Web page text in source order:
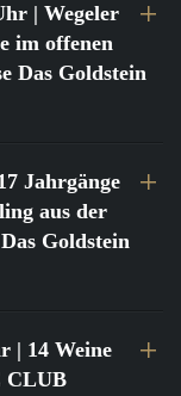
| Wegeler
im offenen
Das Goldstein
Jahrgänge
aus der
Goldstein
| 14 Weine
CLUB